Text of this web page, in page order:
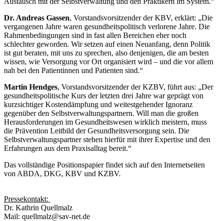
Dr. Andreas Gassen, Vorstandsvorsitzender der KBV, erklärt: „Die
vergangenen Jahre waren gesundheitspolitisch verlorene Jahre. Die
Rahmenbedingungen sind in fast allen Bereichen eher noch
schlechter geworden. Wir setzen auf einen Neuanfang, denn Politik
ist gut beraten, mit uns zu sprechen, also denjenigen, die am besten
wissen, wie Versorgung vor Ort organisiert wird – und die vor allem
nah bei den Patientinnen und Patienten sind.“
Martin Hendges, Vorstandsvorsitzender der KZBV, führt aus: „Der
gesundheitspolitische Kurs der letzten drei Jahre war geprägt von
kurzsichtiger Kostendämpfung und weitestgehender Ignoranz
gegenüber den Selbstverwaltungspartnern. Will man die großen
Herausforderungen im Gesundheitswesen wirklich meistern, muss
die Prävention Leitbild der Gesundheitsversorgung sein. Die
Selbstverwaltungspartner stehen hierfür mit ihrer Expertise und den
Erfahrungen aus dem Praxisalltag bereit.“
Das vollständige Positionspapier findet sich auf den Internetseiten
von ABDA, DKG, KBV und KZBV.
Pressekontakt:
Dr. Kathrin Quellmalz
Mail: quellmalz@sav-net.de